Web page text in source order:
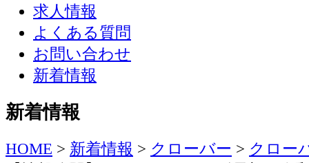
求人情報
よくある質問
お問い合わせ
新着情報
新着情報
HOME > 新着情報 > クローバー > クロー